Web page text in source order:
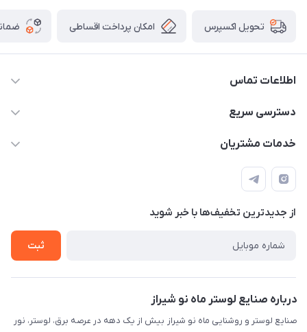
تحویل اکسپرس امکان پرداخت اقساطی
اطلاعات تماس
09171115348
طبقه همکف واحد 131
دسترسی سریع
مجله فروشگاه
درباره ما
تماس با ما
خدمات مشتریان
قوانین و مقررات
حریم خصوصی
راهنما
از جدید‌ترین تخفیف‌ها با‌ خبر شوید
ثبت
درباره صنایع لوستر ماه نو شیراز
صنایع لوستر و روشنایی ماه نو شیراز بیش از یک دهه در عرصه برق، لوستر، نور